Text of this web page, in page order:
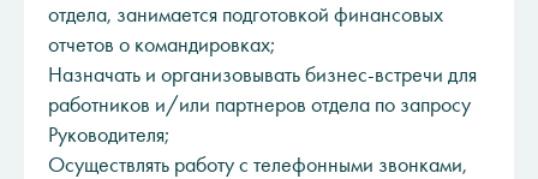
отдела, занимается подготовкой финансовых
отчетов о командировках;
Назначать и организовывать бизнес-встречи для
работников и/или партнеров отдела по запросу
Руководителя;
Осуществлять работу с телефонными звонками,